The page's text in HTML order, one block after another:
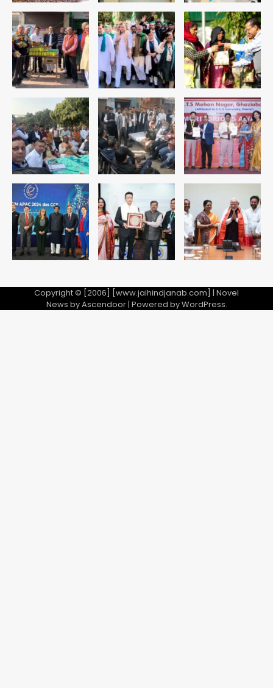
4
5
रोहित चौधरी गैंग का कुख्यात बदमाश राजस्थान
से गिरफ्तार
Team JHJ
1
पुरा महादेव से बेटियों के स्वास्थ्य और सुरक्षा का
संदेश
Team JHJ
2
अब पहला स्थान हासिल करना लक्ष्य: डीएम
Team JHJ
फरार आरोपी
Team JHJ
Copyright © [2006] [www.jaihindjanab.com] | Novel
News byAscendoor| Powered byWordPress.